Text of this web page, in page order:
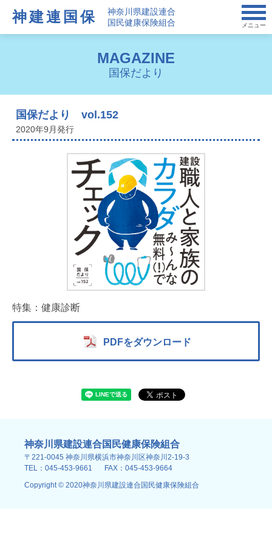
神建連国保
神奈川県建設連合
国民健康保険組合
メニュー
MAGAZINE
国保だより
国保だより vol.152
2020年9月発行
特集：健康診断
PDFをダウンロード
神奈川県建設連合国民健康保険組合
〒221-0045 神奈川県横浜市神奈川区神奈川2-19-3
TEL：045-453-9661
FAX：045-453-9664
Copyright © 2020神奈川県建設連合国民健康保険組合